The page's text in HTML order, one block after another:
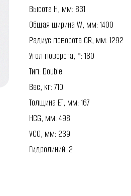
Высота H, мм: 831
Общая ширина W, мм: 1400
Радиус поворота CR, мм: 1292
Угол поворота, °: 180
Тип: Double
Вес, кг: 710
Толщина ET, мм: 167
HCG, мм: 498
VCG, мм: 239
Гидролиний: 2